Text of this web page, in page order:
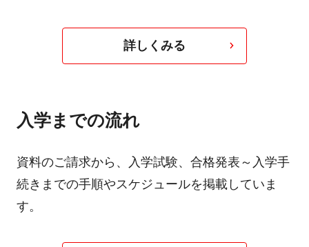
詳しくみる
入学までの流れ
資料のご請求から、入学試験、合格発表～入学手
続きまでの手順やスケジュールを掲載していま
す。